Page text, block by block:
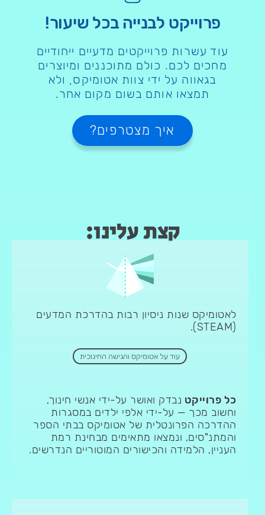
פרוייקט לבנייה בכל שיעור!
עוד עשרות פרוייקטים מדעיים ייחודיים
מחכים לכם. כולם מתוכננים ומיוצרים
בגאווה על ידי צוות אטומיקס,
ולא
תמצאו אותם בשום מקום אחר.
איך מצטרפים?
קצת עלינו:
לאטומיקס שנות ניסיון רבות בהדרכת המדעים
(STEAM).
עוד על אטומיקס והגישה החינוכית
כל פרוייקט נבדק ואושר על-ידי אנשי חינוך,
וחשוב מכך — על-ידי אלפי ילדים במסגרות
ההדרכה הפרונטלית של אטומיקס בבתי הספר
והמתנ"סים, ונמצאו מתאימים מבחינת רמת
העניין, הלמידה והכישורים המוטוריים הנדרשים.